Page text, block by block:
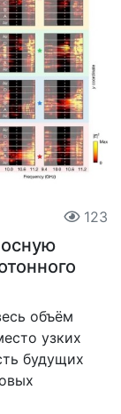
123
объём
узких
будущих